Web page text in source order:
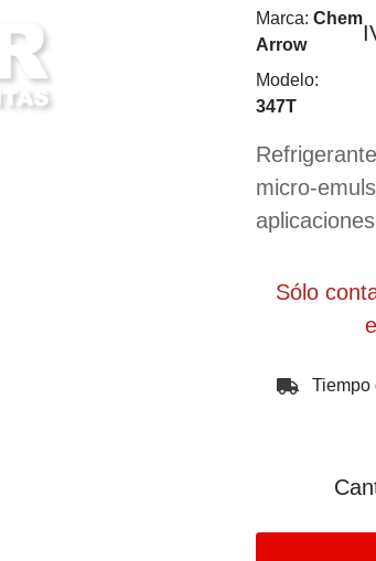
Marca: Chem
Arrow
Modelo:
347T
micro-
Sólo
Tiempo